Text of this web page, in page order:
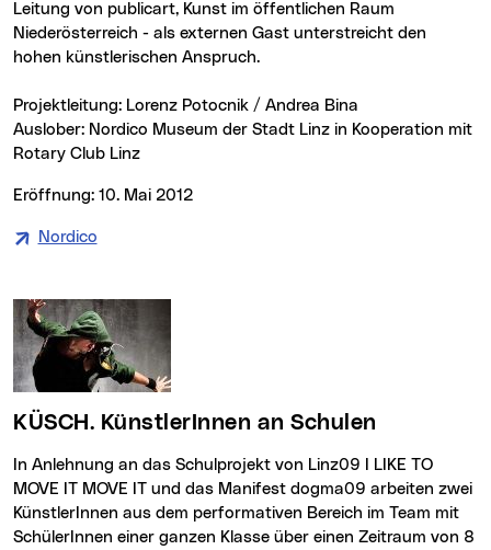
Leitung von publicart, Kunst im öffentlichen Raum
Niederösterreich - als externen Gast unterstreicht den
hohen künstlerischen Anspruch.
Projektleitung: Lorenz Potocnik / Andrea Bina
Auslober: Nordico Museum der Stadt Linz in Kooperation mit
Rotary Club Linz
Eröffnung: 10. Mai 2012
Nordico
KÜSCH. KünstlerInnen an Schulen
In Anlehnung an das Schulprojekt von Linz09
I LIKE TO
MOVE IT MOVE IT und das Manifest dogma09 arbeiten zwei
KünstlerInnen aus dem performativen Bereich im Team mit
SchülerInnen einer ganzen Klasse über einen Zeitraum von 8